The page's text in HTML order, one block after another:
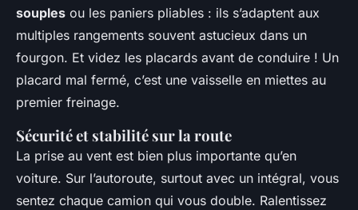
souples ou les paniers pliables : ils s’adaptent aux
multiples rangements souvent astucieux dans un
fourgon. Et videz les placards avant de conduire ! Un
placard mal fermé, c’est une vaisselle en miettes au
premier freinage.
Sécurité et stabilité sur la route
La prise au vent est bien plus importante qu’en
voiture. Sur l’autoroute, surtout avec un intégral, vous
sentez chaque camion qui vous double. Ralentissez